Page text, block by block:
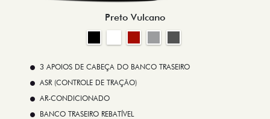
Preto Vulcano
3 APOIOS DE CABEÇA DO BANCO TRASEIRO
ASR (CONTROLE DE TRAÇÃO)
AR-CONDICIONADO
BANCO TRASEIRO REBATÍVEL